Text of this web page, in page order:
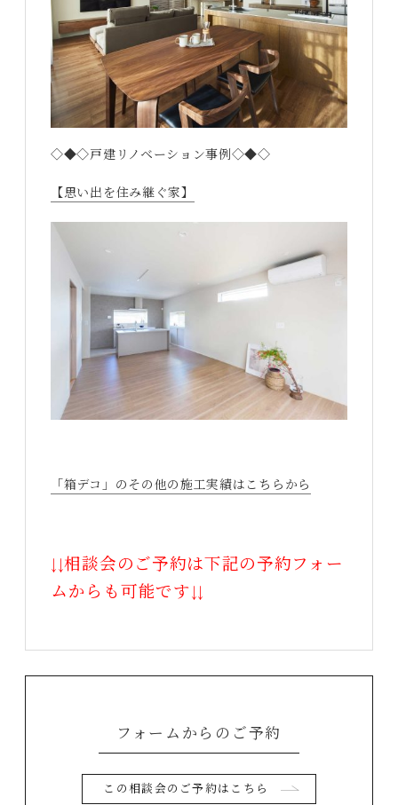
◇◆◇戸建リノベーション事例◇◆◇
【思い出を住み継ぐ家】
「箱デコ」のその他の施工実績はこちらから
↓↓相談会のご予約は下記の予約フォー
ムからも可能です↓↓
フォームからのご予約
この相談会のご予約はこちら